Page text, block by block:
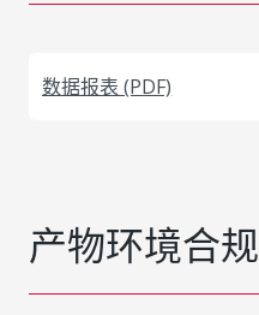
数据报表 (PDF)
产物环境合规